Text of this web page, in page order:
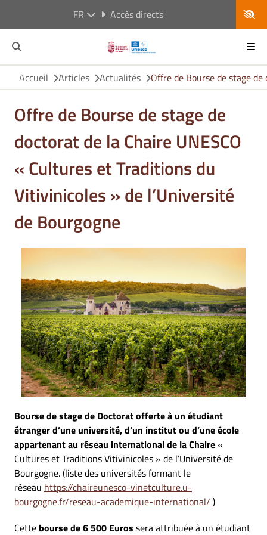
FR Accès directs
Accueil Articles Actualités Offre de Bourse de stage
Offre de Bourse de stage de
doctorat de la Chaire UNESCO
« Cultures et Traditions du
Vitivinicoles » de l’Université
de Bourgogne
Bourse de stage de Doctorat offerte à un étudiant
étranger d’une université, d’un institut ou d’une école
appartenant au réseau international de la Chaire«
Cultures et Traditions Vitivinicoles » de l’Université de
Bourgogne. (liste des universités formant le
réseau https://chaireunesco-vinetculture.u-
bourgogne.fr/reseau-academique-international/ )
Cette bourse de 6 500 Euros sera attribuée à un étudiant